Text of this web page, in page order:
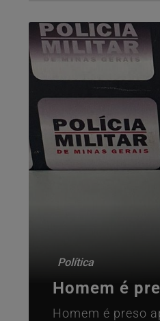
Política
Homem é
Homem é preso